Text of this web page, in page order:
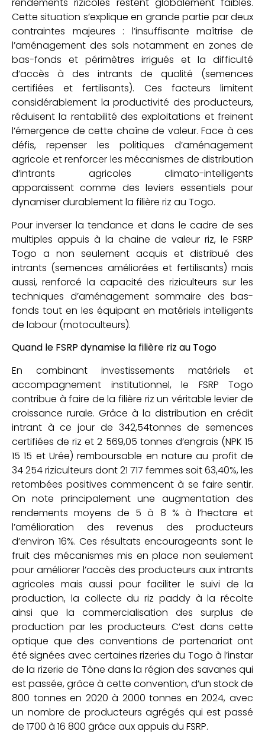
rendements rizicoles restent globalement faibles.
Cette situation s’explique en grande partie par deux
contraintes majeures : l’insuffisante maîtrise de
l’aménagement des sols notamment en zones de
bas-fonds et périmètres irrigués et la difficulté
d’accès à des intrants de qualité (semences
certifiées et fertilisants). Ces facteurs limitent
considérablement la productivité des producteurs,
réduisent la rentabilité des exploitations et freinent
l’émergence de cette chaîne de valeur. Face à ces
défis, repenser les politiques d’aménagement
agricole et renforcer les mécanismes de distribution
d’intrants agricoles climato-intelligents
apparaissent comme des leviers essentiels pour
dynamiser durablement la filière riz au Togo.
Pour inverser la tendance et dans le cadre de ses
multiples appuis à la chaine de valeur riz, le FSRP
Togo a non seulement acquis et distribué des
intrants (semences améliorées et fertilisants) mais
aussi, renforcé la capacité des riziculteurs sur les
techniques d’aménagement sommaire des bas-
fonds tout en les équipant en matériels intelligents
de labour (motoculteurs).
Quand le FSRP dynamise la filière riz au Togo
En combinant investissements matériels et
accompagnement institutionnel, le FSRP Togo
contribue à faire de la filière riz un véritable levier de
croissance rurale. Grâce à la distribution en crédit
intrant à ce jour de 342,54tonnes de semences
certifiées de riz et 2 569,05 tonnes d’engrais (NPK 15
15 15 et Urée) remboursable en nature au profit de
34 254 riziculteurs dont 21 717 femmes soit 63,40%, les
retombées positives commencent à se faire sentir.
On note principalement une augmentation des
rendements moyens de 5 à 8 % à l’hectare et
l’amélioration des revenus des producteurs
d’environ 16%. Ces résultats encourageants sont le
fruit des mécanismes mis en place non seulement
pour améliorer l’accès des producteurs aux intrants
agricoles mais aussi pour faciliter le suivi de la
production, la collecte du riz paddy à la récolte
ainsi que la commercialisation des surplus de
production par les producteurs. C’est dans cette
optique que des conventions de partenariat ont
été signées avec certaines rizeries du Togo à l’instar
de la rizerie de Tône dans la région des savanes qui
est passée, grâce à cette convention, d’un stock de
800 tonnes en 2020 à 2000 tonnes en 2024, avec
un nombre de producteurs agrégés qui est passé
de 1700 à 16 800 grâce aux appuis du FSRP.